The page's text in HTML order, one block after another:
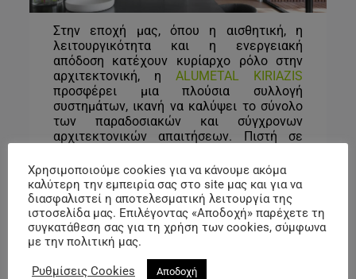
Στην εποχή μας, όπου η αισθητική, η
λειτουργικότητα και η ενεργειακή
απόδοση κατέχουν κυρίαρχο ρόλο στην
αρχιτεκτονική, ηALUMETAL KIRIAZIS
προσφέρει μια πλούσια συλλογή
συστημάτων, ικανή να καλύψει το σύνολο
των παραδοσιακών και σύγχρονων
αρχιτεκτονικών απαιτήσεων. Πιστή σε
προϊόντων αρχιτεκτονικών συστημάτων
που καλύπτει μια τεράστια ποικιλία
λύσεων – προσόψεις, παράθυρα, πόρτες,
συρόμενα συστήματα, συστήματα σκιαδίων,
κάγκελα και πολλά άλλα – δίνοντας στους
αρχιτέκτονες τη δυνατότητα να δώσουν
σάρκα και οστά σε κάθε τους έμπνευση.
Χρησιμοποιούμε cookies για να κάνουμε ακόμα
καλύτερη την εμπειρία σας στο site μας και για να
διασφαλιστεί η αποτελεσματική λειτουργία της
ιστοσελίδα μας. Επιλέγοντας «Αποδοχή» παρέχετε τη
συγκατάθεση σας για τη χρήση των cookies, σύμφωνα
με την πολιτική μας.
Ρυθμίσεις Cookies Αποδοχή